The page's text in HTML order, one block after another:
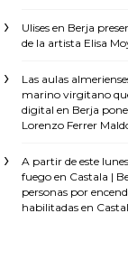
Ulises en Berja
de la artista Elisa
Las aulas
marino virgitano
digital en Berja
Lorenzo Ferrer
A partir de este
fuego en Castala |
personas por
habilitadas en